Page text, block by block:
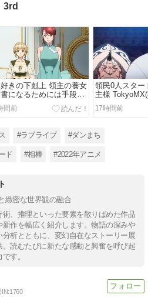
3rd
きの下剋上 領主の養女
になるためには手段を
んでいられません 日テレ
08)#17
間前
領民0人スター
主様
17時間前
#ラブライブ #ダンまち
ド #相棒 #2022年アニメ
緻密な世界観の融合
、推理といった要素を散りばめた作品
作を幅広く紹介します。物語の深みや
析とともに、変幻自在なストーリー展
読むたびに新たな感動と興奮を呼び起
す。
IN:1760